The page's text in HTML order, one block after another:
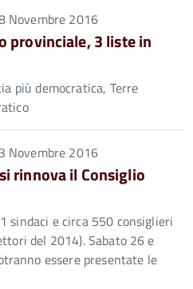
Novembre 2016
provinciale, 3 liste in
più democratica, Terre
Novembre 2016
rinnova il Consiglio
sindaci e circa 550 consiglieri
del 2014). Sabato 26 e
essere presentate le